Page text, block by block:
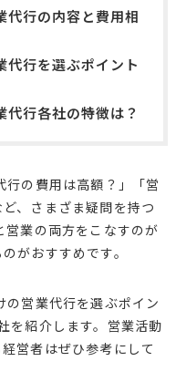
代行の内容と費用相
代行を選ぶポイント
行各社の特徴は？
の費用は高額？」「営
、さまざま疑問を持つ
営業の両方をこなすのが
がおすすめです。
の営業代行を選ぶポイン
を紹介します。営業活動
営者はぜひ参考にして